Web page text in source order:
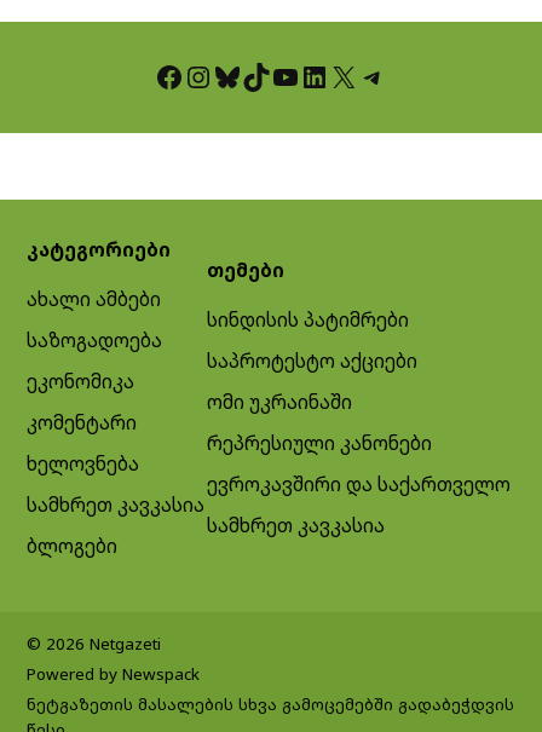
Facebook InstagramBluesky TikTok YouTube LinkedIn X Telegram
კატეგორიები
ახალი ამბები
საზოგადოება
ეკონომიკა
კომენტარი
ხელოვნება
სამხრეთ კავკასია
ბლოგები
თემები
სინდისის პატიმრები
საპროტესტო აქციები
ომი უკრაინაში
რეპრესიული კანონები
ევროკავშირი და საქართველო
სამხრეთ კავკასია
© 2026 Netgazeti
Powered by Newspack
ნეტგაზეთის მასალების სხვა გამოცემებში გადაბეჭდვის